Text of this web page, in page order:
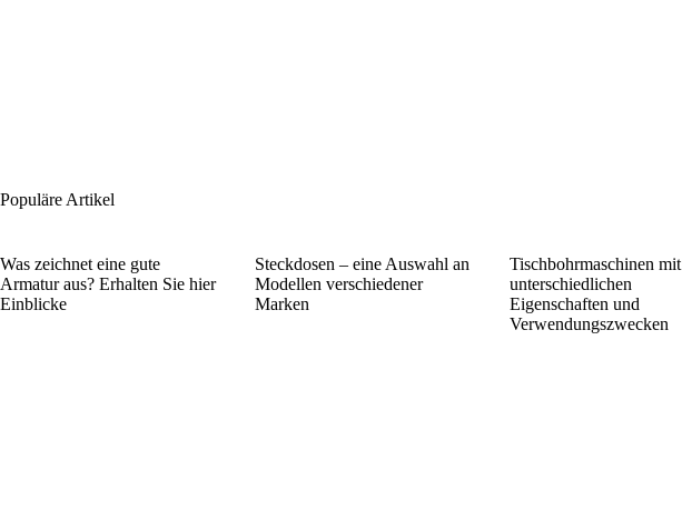
Populäre Artikel
Was zeichnet eine gute
Armatur aus? Erhalten Sie hier
Einblicke
Steckdosen – eine Auswahl an
Modellen verschiedener
Marken
Tischbohrmaschinen mit
unterschiedlichen
Eigenschaften und
Verwendungszwecken